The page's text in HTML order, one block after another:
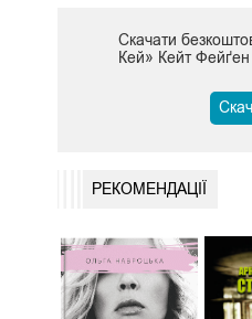
Скачати
Кей» Кейт
РЕКОМЕНДАЦІЇ